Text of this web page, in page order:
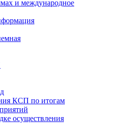
и международное
КСП по итогам
осуществления